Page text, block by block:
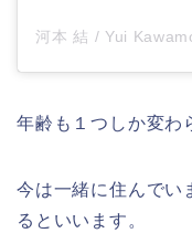
年齢も１つしか変わ
今は一緒に住んでい
るといいます。